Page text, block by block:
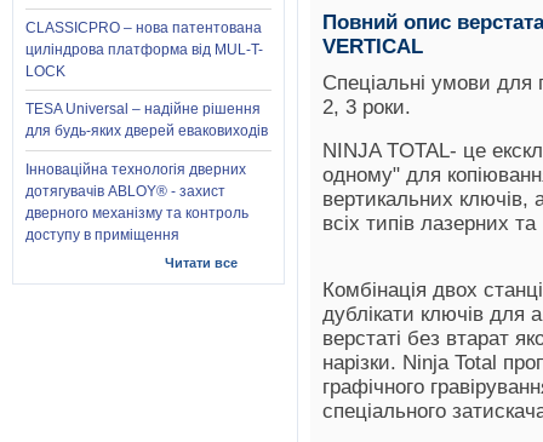
Повний опис
VERTICAL
Спеціальні умови для
2, 3 роки.
NINJA TOTAL- це
одному" для
вертикальних
всіх типів лазерних
Комбінація двох
дублікати ключів для
верстаті без втарат
нарізки. Ninja Total
графічного
спеціального
CLASSICPRO – нова патентована
циліндрова платформа від MUL-T-
LOCK
TESA Universal – надійне рішення
для будь-яких дверей еваковиходів
Інноваційна технологія дверних
дотягувачів ABLOY® - захист
дверного механізму та контроль
доступу в приміщення
Читати все